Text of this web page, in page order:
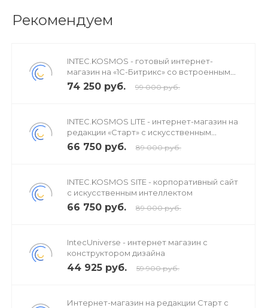
Рекомендуем
INTEC.KOSMOS - готовый интернет-
магазин на «1С-Битрикс» со встроенным
искусственным интеллектом
74 250 руб. 99 000 руб.
INTEC.KOSMOS LITE - интернет-магазин на
редакции «Старт» с искусственным
интеллектом
66 750 руб. 89 000 руб.
INTEC.KOSMOS SITE - корпоративный сайт
с искусственным интеллектом
66 750 руб. 89 000 руб.
IntecUniverse - интернет магазин с
конструктором дизайна
44 925 руб. 59 900 руб.
Интернет-магазин на редакции Старт с